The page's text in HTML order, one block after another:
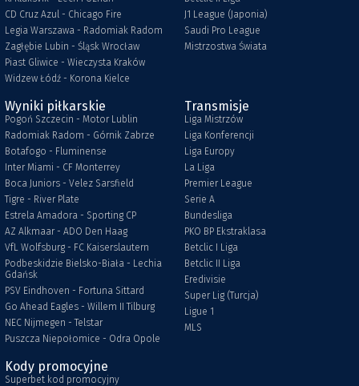
CD Cruz Azul - Chicago Fire
Legia Warszawa - Radomiak Radom
Zagłębie Lubin - Śląsk Wrocław
Piast Gliwice - Wieczysta Kraków
Widzew Łódź - Korona Kielce
J1 League (Japonia)
Saudi Pro League
Mistrzostwa Świata
Wyniki piłkarskie
Pogoń Szczecin - Motor Lublin
Radomiak Radom - Górnik Zabrze
Botafogo - Fluminense
Inter Miami - CF Monterrey
Boca Juniors - Velez Sarsfield
Tigre - River Plate
Estrela Amadora - Sporting CP
AZ Alkmaar - ADO Den Haag
VfL Wolfsburg - FC Kaiserslautern
Podbeskidzie Bielsko-Biała - Lechia
Gdańsk
PSV Eindhoven - Fortuna Sittard
Go Ahead Eagles - Willem II Tilburg
NEC Nijmegen - Telstar
Puszcza Niepołomice - Odra Opole
Transmisje
Liga Mistrzów
Liga Konferencji
Liga Europy
La Liga
Premier League
Serie A
Bundesliga
PKO BP Ekstraklasa
Betclic I Liga
Betclic II Liga
Eredivisie
Super Lig (Turcja)
Ligue 1
MLS
Kody promocyjne
Superbet kod promocyjny